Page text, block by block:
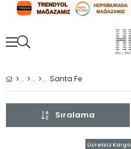
Santa Fe
Sıralama
Ücretsiz Kargo